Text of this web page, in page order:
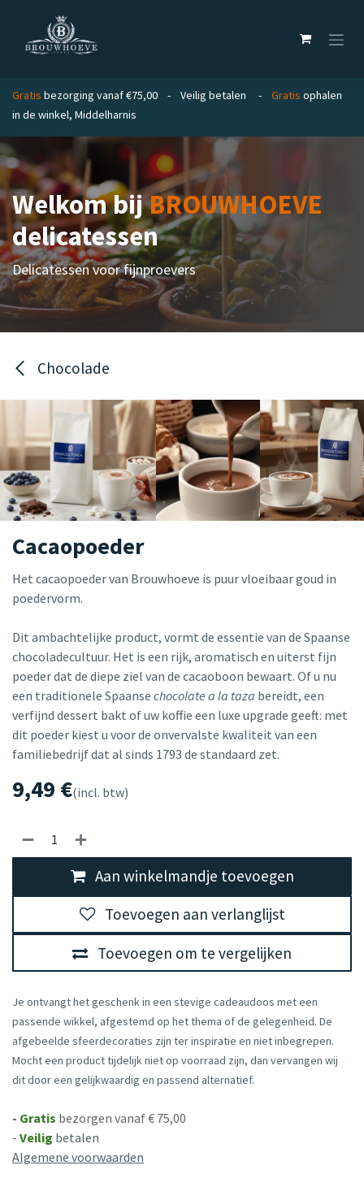
Overslaan naar inhoud
Gratis bezorging vanaf €75,00 - Veilig betalen - Gratis ophalen
in de winkel, Middelharnis
Welkom bijBROUWHOEVE
delicatessen
Delicatessen voor fijnproevers
Chocolade
Cacaopoeder
Het cacaopoeder van Brouwhoeve is puur vloeibaar goud in
poedervorm.
Dit ambachtelijke product, vormt de essentie van de Spaanse
chocoladecultuur. Het is een rijk, aromatisch en uiterst fijn
poeder dat de diepe ziel van de cacaoboon bewaart. Of u nu
een traditionele Spaanse chocolate a la taza bereidt, een
verfijnd dessert bakt of uw koffie een luxe upgrade geeft: met
dit poeder kiest u voor de onvervalste kwaliteit van een
familiebedrijf dat al sinds 1793 de standaard zet.
9,49 €(incl. btw)
Aan winkelmandje toevoegen
Toevoegen om te vergelijken
Toevoegen aan verlanglijst
Je ontvangt het geschenk in een stevige cadeaudoos met een
passende wikkel, afgestemd op het thema of de gelegenheid. De
afgebeelde sfeerdecoraties zijn ter inspiratie en niet inbegrepen.
Mocht een product tijdelijk niet op voorraad zijn, dan vervangen wij
dit door een gelijkwaardig en passend alternatief.
- Gratis bezorgen vanaf € 75,00
- Veilig betalen
Algemene voorwaarden